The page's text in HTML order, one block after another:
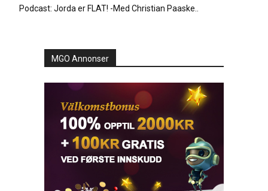
Podcast: Jorda er FLAT! -Med Christian Paaske..
MGO Annonser